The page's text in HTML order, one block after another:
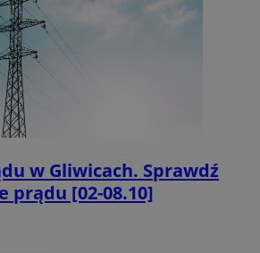
w Gliwicach. Sprawdź
prądu [02-08.10]